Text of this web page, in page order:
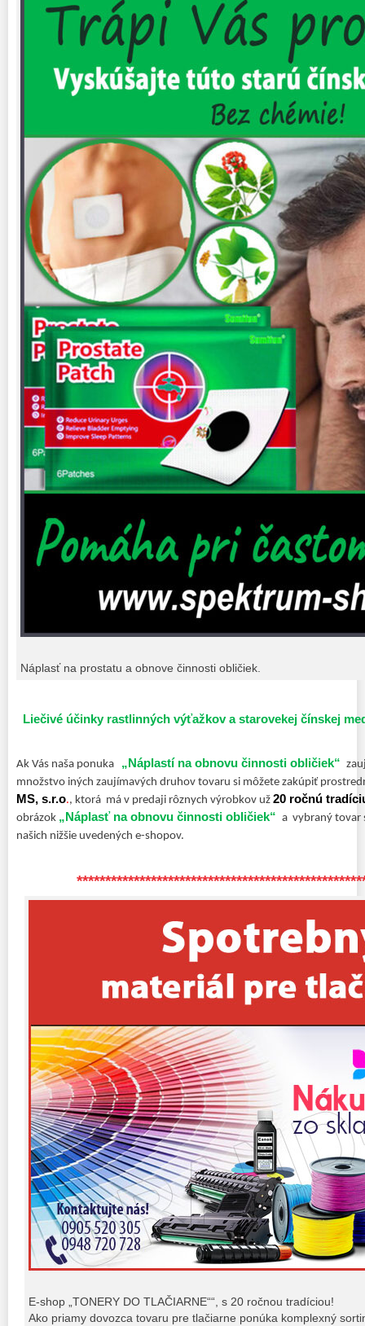
Náplasť na prostatu a obnove činnosti obličiek.
Liečivé účinky rastlinných výťažkov a starovekej čínskej
Ak Vás naša ponuka „Náplastí na obnovu činnosti obličiek“
množstvo iných zaujímavých druhov tovaru si môžete zakúpiť
MS, s.r.o., ktorá má v predaji rôznych výrobkov už 20 ročnú
obrázok „Náplasť na obnovu činnosti obličiek“ a vybraný tovar
našich nižšie uvedených e-shopov.
E-shop „TONERY DO TLAČIARNE““, s 20 ročnou tradíciou!
Ako priamy dovozca tovaru pre tlačiarne ponúka komplexný